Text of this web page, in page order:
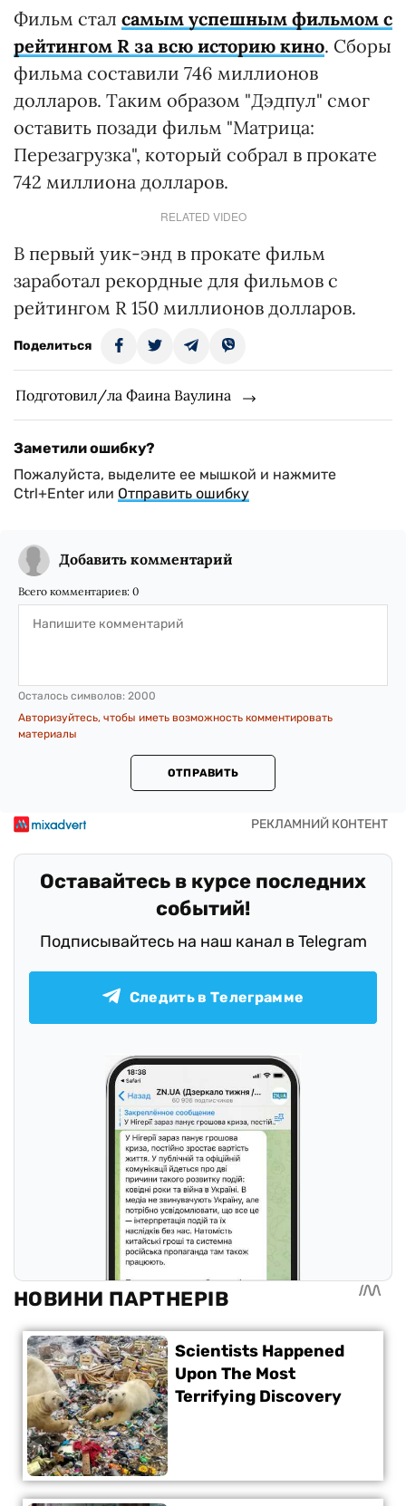
Фильм стал самым успешным фильмом с
рейтингом R за всю историю кино. Сборы
фильма составили 746 миллионов
долларов. Таким образом "Дэдпул" смог
оставить позади фильм "Матрица:
Перезагрузка", который собрал в прокате
742 миллиона долларов.
RELATED VIDEO
В первый уик-энд в прокате фильм
заработал рекордные для фильмов с
рейтингом R 150 миллионов долларов.
Поделиться
Подготовил/ла Фаина Ваулина
Заметили ошибку?
Пожалуйста, выделите ее мышкой и нажмите
Ctrl+Enter или Отправить ошибку
Добавить комментарий
Всего комментариев: 0
Осталось символов: 2000
Авторизуйтесь, чтобы иметь возможность комментировать
материалы
ОТПРАВИТЬ
Оставайтесь в курсе последних
событий!
Подписывайтесь на наш канал в Telegram
Следить в Телеграмме